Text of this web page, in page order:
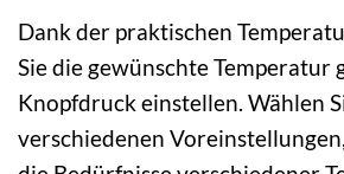
Dank der praktischen
Sie die gewünschte Temperatur
Knopfdruck einstellen. Wählen
verschiedenen